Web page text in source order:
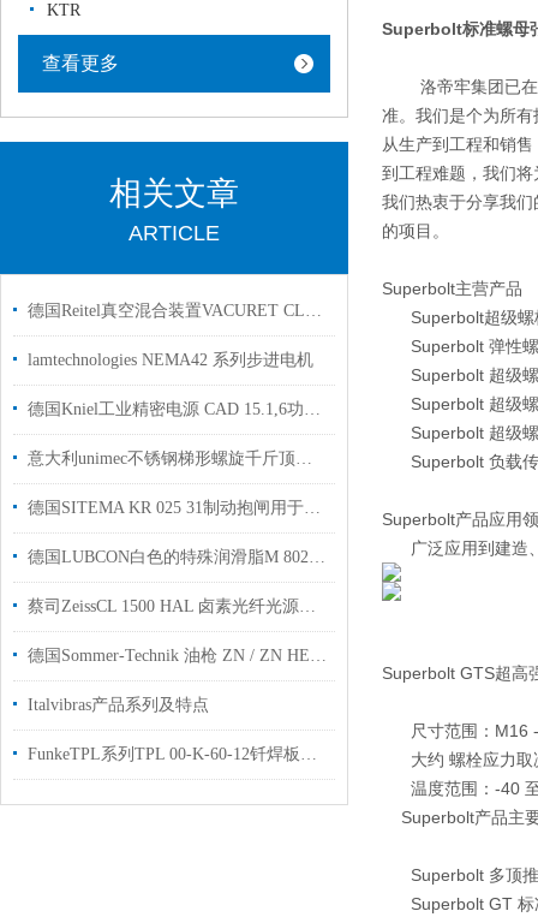
KTR
查看更多
相关文章
ARTICLE
德国Reitel真空混合装置VACURET CLASSIC用于实验室
lamtechnologies NEMA42 系列步进电机
德国Kniel工业精密电源 CAD 15.1,6功率可达7至3000 瓦现货
意大利unimec不锈钢梯形螺旋千斤顶系列
德国SITEMA KR 025 31制动抱闸用于压机加工机床行业使用
德国LUBCON白色的特殊润滑脂M 802 CRK高抗氧化性用于工业领域
蔡司ZeissCL 1500 HAL 卤素光纤光源功能介绍
德国Sommer-Technik 油枪 ZN / ZN HEAD工厂现货用于工业自动化
Italvibras产品系列及特点
FunkeTPL系列TPL 00-K-60-12钎焊板式换热器
Superbolt标准螺母
洛帝牢集团已在数
准。我们是个为所
从生产到工程和销
到工程难题，我们
我们热衷于分享我
的项目。
Superbolt主营产品
Superbolt超级螺
Superbolt 弹性
Superbolt 超级螺
Superbolt 超级螺
Superbolt 超级螺
Superbolt 负载传
Superbolt产品应用
广泛应用到建造、
Superbolt GTS超高
尺寸范围：M16 -
大约 螺栓应力取
温度范围：-40 至
Superbolt产品主
Superbolt 多顶推
Superbolt GT 标